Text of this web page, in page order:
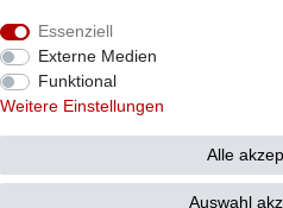
Bestellung widerrufen
Essenziell
Externe Medien
Funktional
Weitere Einstellungen
Alle
Auswahl
© Copyright 2026 Sticker Shop